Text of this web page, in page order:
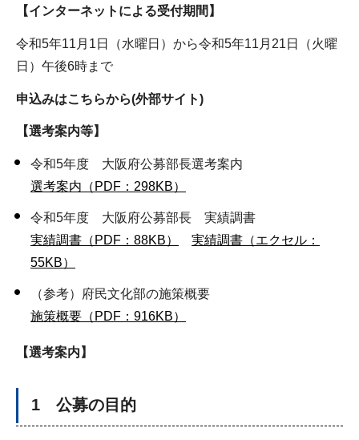
【インターネットによる受付期間】
令和5年11月1日（水曜日）から令和5年11月21日（火曜
日）午後6時まで
申込みはこちらから(外部サイト)
【選考案内等】
令和5年度 大阪府公募部長選考案内
選考案内（PDF：298KB）
令和5年度 大阪府公募部長 実績調書
実績調書（PDF：88KB）
実績調書（エクセル：
55KB）
（参考）府民文化部の施策概要
施策概要（PDF：916KB）
【選考案内】
1 公募の目的